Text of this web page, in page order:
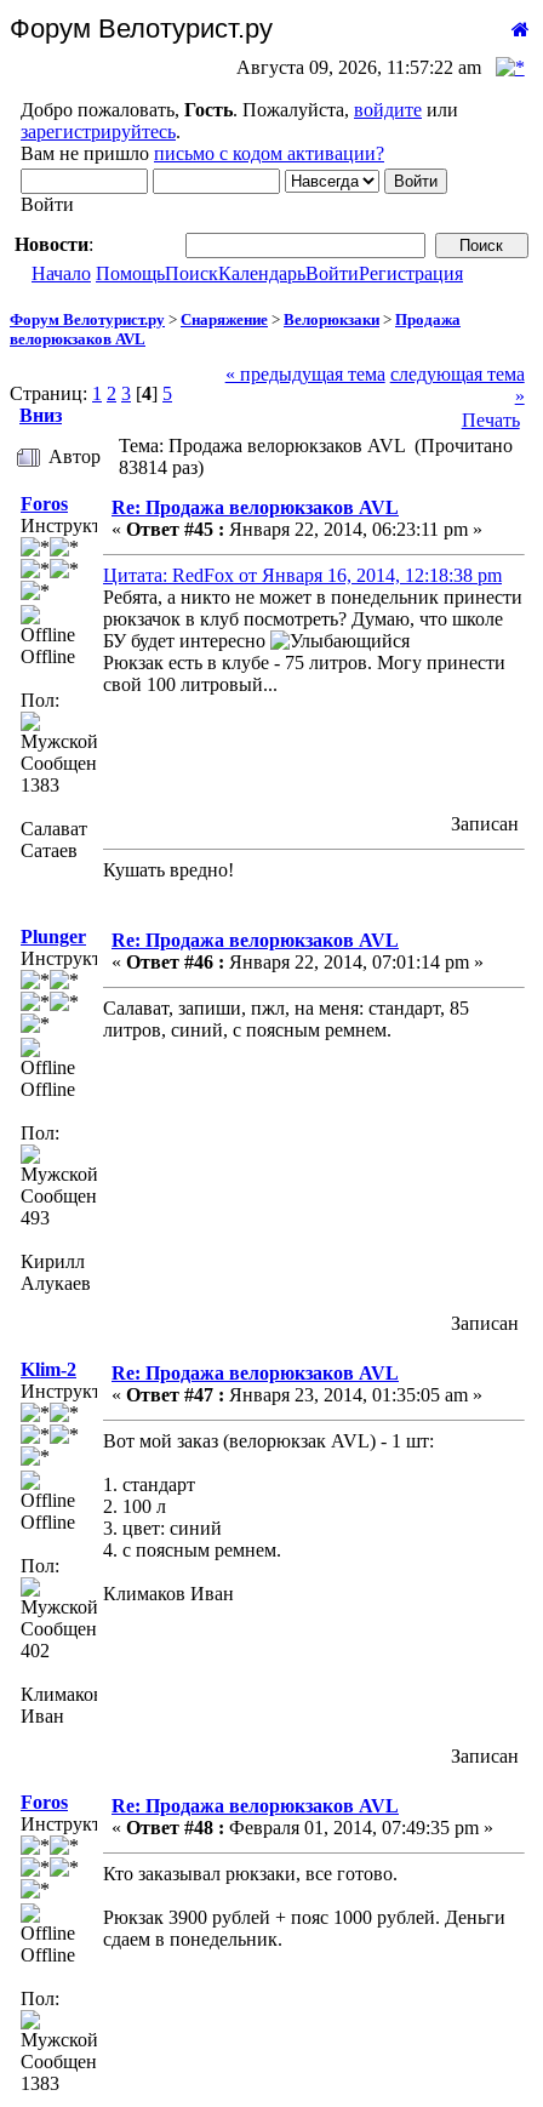
Форум Велотурист.ру
Августа 09, 2026, 11:57:22 am
Добро пожаловать, Гость. Пожалуйста, войдите или
зарегистрируйтесь.
Вам не пришло письмо с кодом активации?
Войти
Новости:
Начало ПомощьПоискКалендарьВойтиРегистрация
Форум Велотурист.ру > Снаряжение > Велорюкзаки > Продажа
велорюкзаков AVL
Страниц: 1 2 3 [4] 5
Вниз
« предыдущая тема следующая тема
»
Печать
Автор
Тема: Продажа велорюкзаков AVL (Прочитано
83814 раз)
Foros
Инструктор
Offline
Пол:
Сообщений:
1383
Салават
Сатаев
Re: Продажа велорюкзаков AVL
« Ответ #45 : Января 22, 2014, 06:23:11 pm »
Цитата: RedFox от Января 16, 2014, 12:18:38 pm
Ребята, а никто не может в понедельник принести
рюкзачок в клуб посмотреть? Думаю, что школе
БУ будет интересно
Рюкзак есть в клубе - 75 литров. Могу принести
свой 100 литровый...
Записан
Кушать вредно!
Plunger
Инструктор
Offline
Пол:
Сообщений:
493
Кирилл
Алукаев
Re: Продажа велорюкзаков AVL
« Ответ #46 : Января 22, 2014, 07:01:14 pm »
Салават, запиши, пжл, на меня: стандарт, 85
литров, синий, с поясным ремнем.
Записан
Klim-2
Инструктор
Offline
Пол:
Сообщений:
402
Климаков
Иван
Re: Продажа велорюкзаков AVL
« Ответ #47 : Января 23, 2014, 01:35:05 am »
Вот мой заказ (велорюкзак AVL) - 1 шт:
1. стандарт
2. 100 л
3. цвет: синий
4. с поясным ремнем.
Климаков Иван
Записан
Foros
Инструктор
Offline
Пол:
Сообщений:
1383
Re: Продажа велорюкзаков AVL
« Ответ #48 : Февраля 01, 2014, 07:49:35 pm »
Кто заказывал рюкзаки, все готово.
Рюкзак 3900 рублей + пояс 1000 рублей. Деньги
сдаем в понедельник.